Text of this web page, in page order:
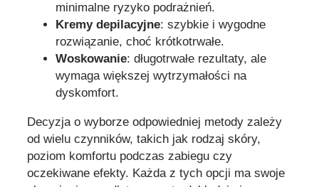
minimalne ryzyko podrażnień.
Kremy depilacyjne: szybkie i wygodne
rozwiązanie, choć krótkotrwałe.
Woskowanie: długotrwałe rezultaty, ale
wymaga większej wytrzymałości na
dyskomfort.
Decyzja o wyborze odpowiedniej metody zależy
od wielu czynników, takich jak rodzaj skóry,
poziom komfortu podczas zabiegu czy
oczekiwane efekty. Każda z tych opcji ma swoje